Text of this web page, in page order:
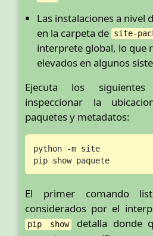
Las instalaciones a nivel
en la carpeta de site-
interprete global, lo que
elevados en algunos
Ejecuta los
inspeccionar la
paquetes y metadatos:
python -m site
pip show paquete
El primer comando
considerados por el
pip show detalla donde